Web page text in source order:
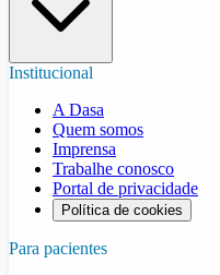
Institucional
A Dasa
Quem somos
Imprensa
Trabalhe conosco
Portal de privacidade
Política de cookies
Para pacientes